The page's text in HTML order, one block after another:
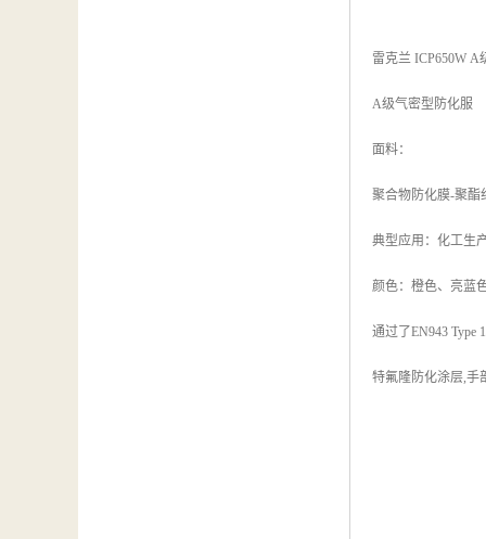
雷克兰 ICP650W A
A级气
面料：
聚合物防化膜-聚酯
典型应用：化工生
颜色：橙色、亮
通过了EN943
特氟隆防化涂层,手